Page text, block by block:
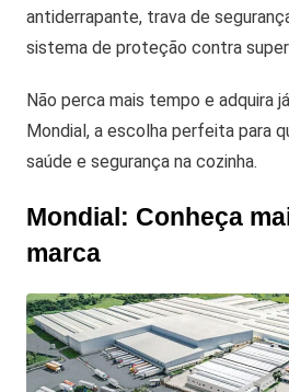
antiderrapante, trava de
sistema de proteção contra
Não perca mais tempo e adquira
Mondial, a escolha perfeita para
saúde e segurança na cozinha.
Mondial: Conheça
marca